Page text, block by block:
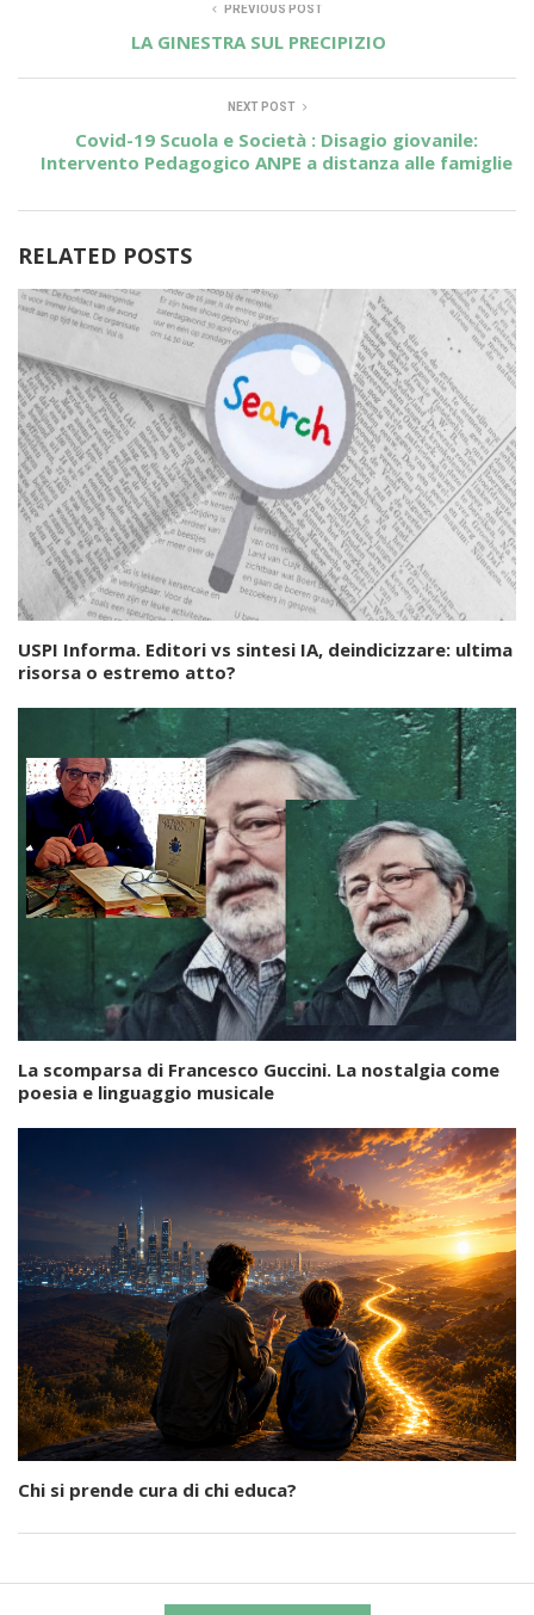
PREVIOUS POST
LA GINESTRA SUL PRECIPIZIO
NEXT POST
Covid-19 Scuola e Società : Disagio giovanile:
Intervento Pedagogico ANPE a distanza alle famiglie
RELATED POSTS
USPI Informa. Editori vs sintesi IA, deindicizzare: ultima
risorsa o estremo atto?
La scomparsa di Francesco Guccini. La nostalgia come
poesia e linguaggio musicale
Chi si prende cura di chi educa?